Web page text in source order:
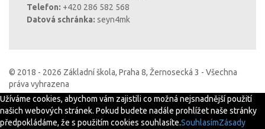
Telefon: +420 286 582 568
Datová schránka: seyn4mk
© 2018 - 2026 Základní škola, Praha 8, Žernosecká 3 - Všechna
práva vyhrazena
Užíváme cookies, abychom vám zajistili co možná nejsnadnější použití
našich webových stránek. Pokud budete nadále prohlížet naše stránky
předpokládáme, že s použitím cookies souhlasíte.SouhlasímZásady